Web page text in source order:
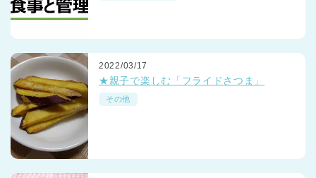
神奈川県 神奈川県 全域
2022/03/17
★親子で楽しむ「フライドさつま」
その他